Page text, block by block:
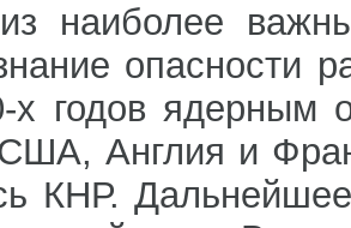
наиболее
опасности
х годов ядерным
Англия и
КНР.